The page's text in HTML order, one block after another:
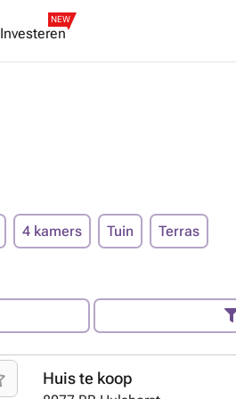
Investeren
NEW
4 kamers Tuin Terras
Huis te koop